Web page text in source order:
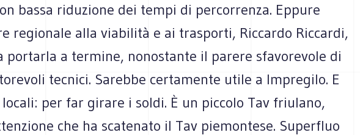
bassa riduzione dei tempi di percorrenza. Eppure
regionale alla viabilità e ai trasporti, Riccardo Riccardi,
portarla a termine, nonostante il parere sfavorevole di
tecnici. Sarebbe certamente utile a Impregilo. E
per far girare i soldi. È un piccolo Tav friulano,
che ha scatenato il Tav piemontese. Superfluo